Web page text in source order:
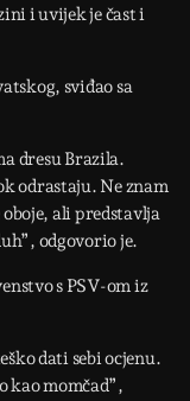
i uvijek je čast i
sviđao sa
dresu Brazila.
odrastaju. Ne znam
ali predstavlja
odgovorio je.
s PSV-om iz
dati sebi ocjenu.
kao momčad”,